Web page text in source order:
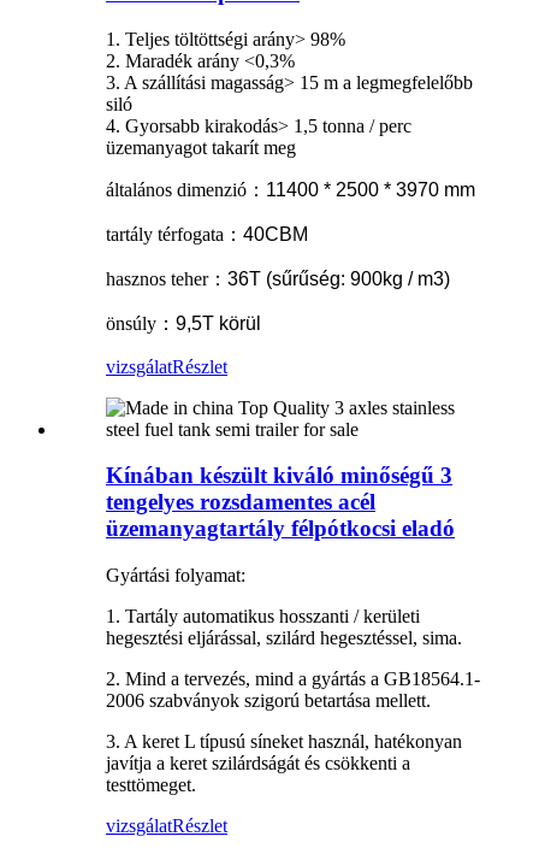
1. Teljes töltöttségi arány> 98%
2. Maradék arány <0,3%
3. A szállítási magasság> 15 m a legmegfelelőbb
siló
4. Gyorsabb kirakodás> 1,5 tonna / perc
üzemanyagot takarít meg
általános dimenzió ： 11400 * 2500 * 3970 mm
tartály térfogata ： 40CBM
hasznos teher： 36T (sűrűség: 900kg / m3)
önsúly ： 9,5T körül
vizsgálatRészlet
Kínában készült kiváló minőségű 3
tengelyes rozsdamentes acél
üzemanyagtartály félpótkocsi eladó
Gyártási folyamat:
1. Tartály automatikus hosszanti / kerületi
hegesztési eljárással, szilárd hegesztéssel, sima.
2. Mind a tervezés, mind a gyártás a GB18564.1-
2006 szabványok szigorú betartása mellett.
3. A keret L típusú síneket használ, hatékonyan
javítja a keret szilárdságát és csökkenti a
testtömeget.
vizsgálatRészlet